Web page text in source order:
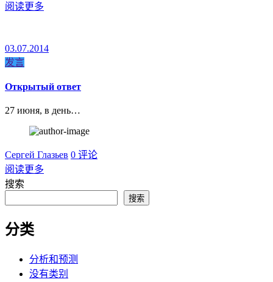
阅读更多
03.07.2014
发言
Открытый ответ
27 июня, в день…
Сергей Глазьев 0 评论
阅读更多
搜索
搜索
分类
分析和预测
没有类别